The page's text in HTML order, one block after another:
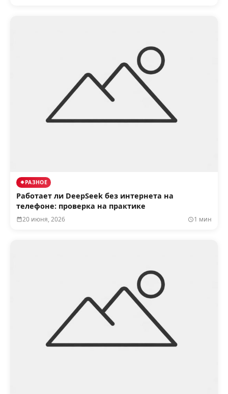
РАЗНОЕ
Работает ли DeepSeek без интернета на
телефоне: проверка на практике
20 июня, 2026 1 мин